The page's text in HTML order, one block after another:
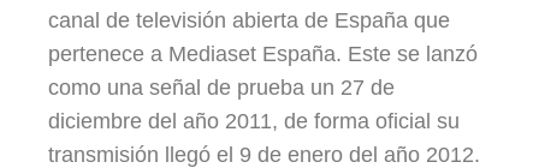
canal de televisión abierta de España que
pertenece a Mediaset España. Este se lanzó
como una señal de prueba un 27 de
diciembre del año 2011, de forma oficial su
transmisión llegó el 9 de enero del año 2012.